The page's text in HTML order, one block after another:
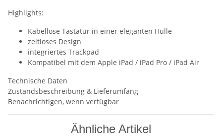
Highlights:
Kabellose Tastatur in einer eleganten Hülle
zeitloses Design
integriertes Trackpad
Kompatibel mit dem Apple iPad / iPad Pro / iPad Air
Technische Daten
Zustandsbeschreibung & Lieferumfang
Benachrichtigen, wenn verfügbar
Ähnliche Artikel